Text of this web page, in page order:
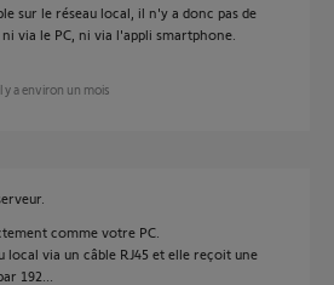
sur le réseau local, il n'y a donc pas de
via le PC, ni via l'appli smartphone.
il y a environ un mois
comme votre PC.
local via un câble RJ45 et elle reçoit une
192...